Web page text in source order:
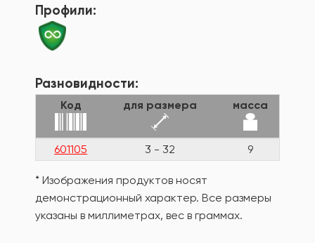
Профили:
Разновидности:
Код для размера масса
601105 3 - 32 9
* Изображения продуктов носят
демонстрационный характер. Все размеры
указаны в миллиметрах, вес в граммах.